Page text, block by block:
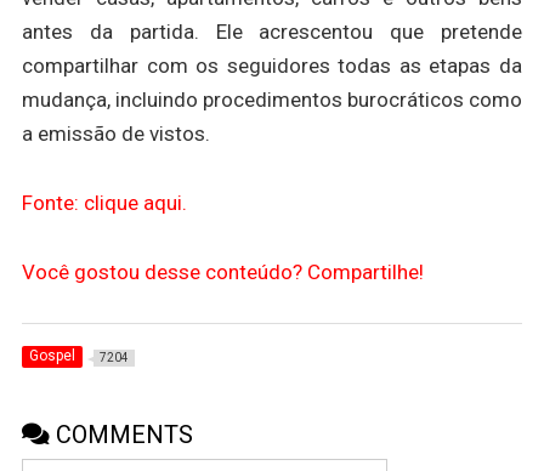
antes da partida. Ele acrescentou que pretende
compartilhar com os seguidores todas as etapas da
mudança, incluindo procedimentos burocráticos como
a emissão de vistos.
Fonte: clique aqui.
Você gostou desse conteúdo? Compartilhe!
Gospel 7204
COMMENTS